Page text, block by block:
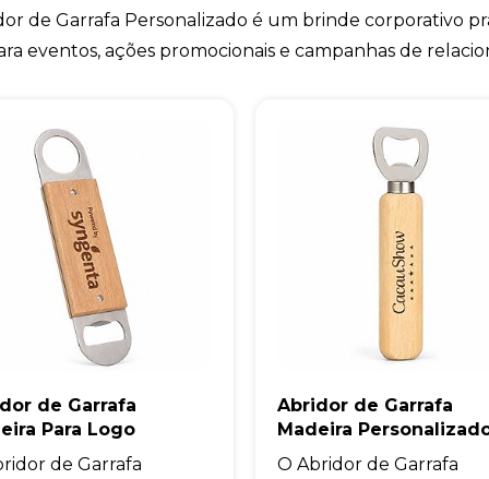
de Garrafa Personalizado é um brinde corporativo
eventos, ações promocionais e campanhas de
de Garrafa
Para Logo
de Garrafa
Abridor de Garrafa
Madeira
O Abridor de Garrafa